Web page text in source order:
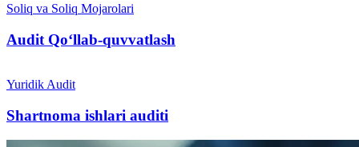
Soliq va Soliq Mojarolari
Audit Qo‘llab-quvvatlash
Yuridik Audit
Shartnoma ishlari auditi